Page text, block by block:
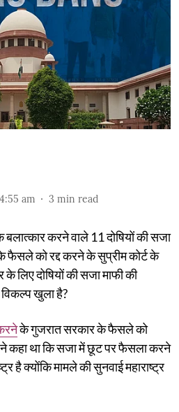
am 3 min read
करने वाले 11 दोषियों की सजा
को रद्द करने के सुप्रीम कोर्ट के
लिए दोषियों की सजा माफी की
विकल्प खुला है?
के गुजरात सरकार के फैसले को
कहा था कि सजा में छूट पर फैसला करने
है क्योंकि मामले की सुनवाई महाराष्ट्र